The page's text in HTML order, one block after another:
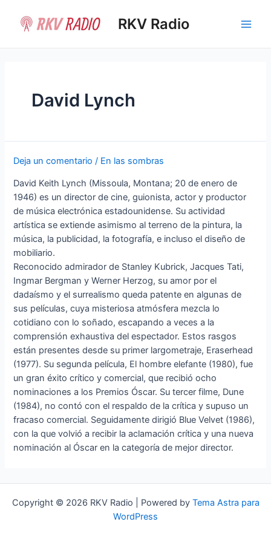
contenido
RKV Radio
David Lynch
Deja un comentario / En las sombras
David Keith Lynch (Missoula, Montana; 20 de enero de
1946) es un director de cine, guionista, actor y productor
de música electrónica estadounidense. Su actividad
artística se extiende asimismo al terreno de la pintura, la
música, la publicidad, la fotografía, e incluso el diseño de
mobiliario.
Reconocido admirador de Stanley Kubrick, Jacques Tati,
Ingmar Bergman y Werner Herzog, su amor por el
dadaísmo y el surrealismo queda patente en algunas de
sus películas, cuya misteriosa atmósfera mezcla lo
cotidiano con lo soñado, escapando a veces a la
comprensión exhaustiva del espectador. Estos rasgos
están presentes desde su primer largometraje, Eraserhead
(1977). Su segunda película, El hombre elefante (1980), fue
un gran éxito crítico y comercial, que recibió ocho
nominaciones a los Premios Óscar. Su tercer filme, Dune
(1984), no contó con el respaldo de la crítica y supuso un
fracaso comercial. Seguidamente dirigió Blue Velvet (1986),
con la que volvió a recibir la aclamación crítica y una nueva
nominación al Óscar en la categoría de mejor director.
Copyright © 2026 RKV Radio | Powered by Tema Astra para
WordPress